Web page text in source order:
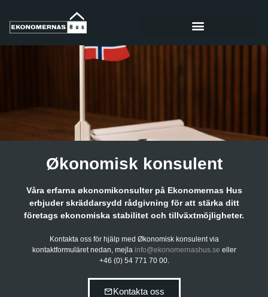
Økonomisk konsulent
Våra erfarna økonomikonsulter på Ekonomernas Hus
erbjuder skräddarsydd rådgivning för att stärka ditt
företags ekonomiska stabilitet och tillväxtmöjligheter.
Kontakta oss för hjälp med Økonomisk konsulent via
kontaktformuläret nedan, mejla info@ekonomernashus.se eller
+46 (0) 54 771 70 00.
Kontakta oss